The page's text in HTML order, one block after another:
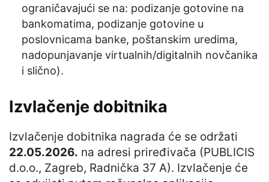
ograničavajući se na: podizanje gotovine na
bankomatima, podizanje gotovine u
poslovnicama banke, poštanskim uredima,
nadopunjavanje virtualnih/digitalnih novčanika
i slično).
Izvlačenje dobitnika
Izvlačenje dobitnika nagrada će se održati
22.05.2026. na adresi priređivača (PUBLICIS
d.o.o., Zagreb, Radnička 37 A). Izvlačenje će